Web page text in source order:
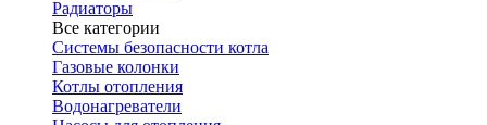
Радиаторы
Все категории
Системы безопасности котла
Газовые колонки
Котлы отопления
Водонагреватели